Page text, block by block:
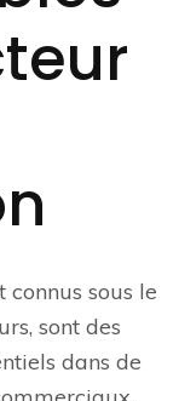
sous le
sont des
dans de